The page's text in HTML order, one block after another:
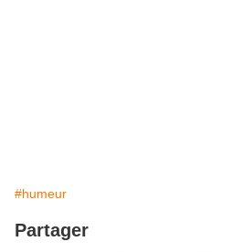
#humeur
Partager